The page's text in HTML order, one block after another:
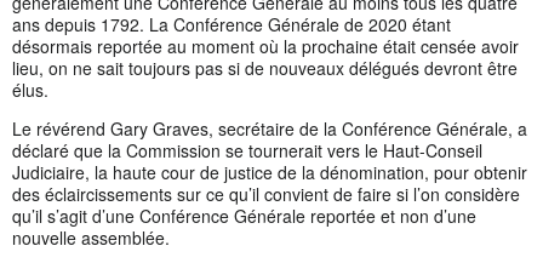
ans depuis 1792. La Conférence Générale de 2020 étant
désormais reportée au moment où la prochaine était censée avoir
lieu, on ne sait toujours pas si de nouveaux délégués devront être
élus.
Le révérend Gary Graves, secrétaire de la Conférence Générale, a
déclaré que la Commission se tournerait vers le Haut-Conseil
Judiciaire, la haute cour de justice de la dénomination, pour obtenir
des éclaircissements sur ce qu’il convient de faire si l’on considère
qu’il s’agit d’une Conférence Générale reportée et non d’une
nouvelle assemblée.